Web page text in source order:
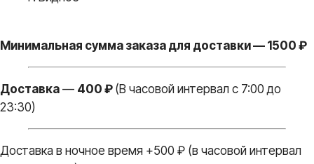
Минимальная сумма заказа для доставки — 1500 ₽
Доставка — 400 ₽ (В часовой интервал с 7:00 до
23:30)
Доставка в ночное время +500 ₽ (в часовой интервал